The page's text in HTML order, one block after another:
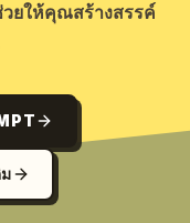
ยให้คุณสร้างสรรค์